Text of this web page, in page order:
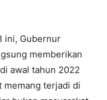
ini, Gubernur
memberikan
awal tahun 2022
memang terjadi di